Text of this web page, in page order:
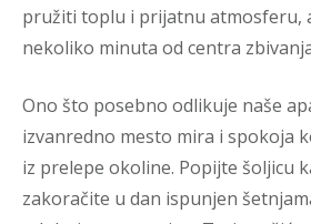
pružiti toplu i prijatnu atmosferu,
nekoliko minuta od centra
Ono što posebno odlikuje naše
izvanredno mesto mira i spokoja
iz prelepe okoline. Popijte šoljicu
zakoračite u dan ispunjen